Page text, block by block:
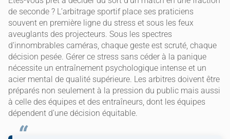
de seconde ? L’arbitrage sportif place ses praticiens
souvent en première ligne du stress et sous les feux
aveuglants des projecteurs. Sous les spectres
d’innombrables caméras, chaque geste est scruté, chaque
décision pesée. Gérer ce stress sans céder à la panique
nécessite un entraînement psychologique intense et un
acier mental de qualité supérieure. Les arbitres doivent être
préparés non seulement à la pression du public mais aussi
à celle des équipes et des entraîneurs, dont les équipes
dépendent d’une décision équitable.